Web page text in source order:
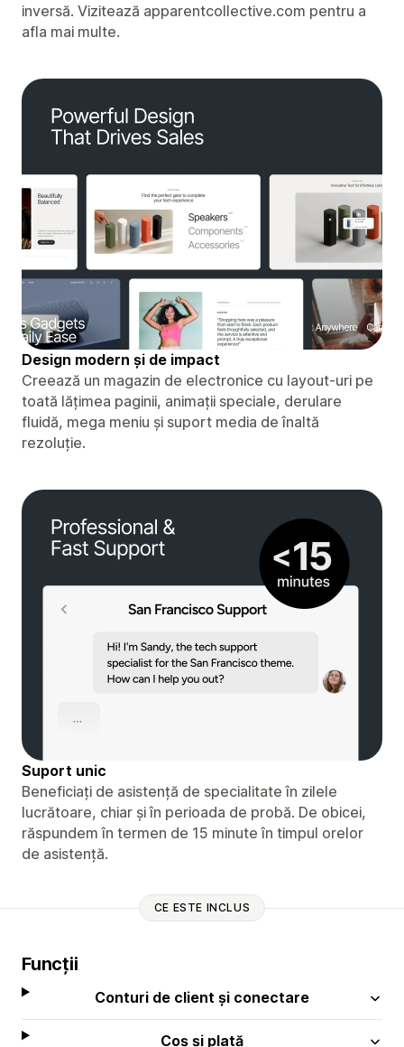
inversă. Vizitează apparentcollective.com pentru a
afla mai multe.
Design modern și de impact
Creează un magazin de electronice cu layout-uri pe
toată lățimea paginii, animații speciale, derulare
fluidă, mega meniu și suport media de înaltă
rezoluție.
Suport unic
Beneficiați de asistență de specialitate în zilele
lucrătoare, chiar și în perioada de probă. De obicei,
răspundem în termen de 15 minute în timpul orelor
de asistență.
CE ESTE INCLUS
Funcții
Conturi de client și conectare
Coș și plată